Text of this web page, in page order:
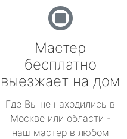
Мастер
бесплатно
выезжает на дом
Где Вы не находились в
Москве или области -
наш мастер в любом